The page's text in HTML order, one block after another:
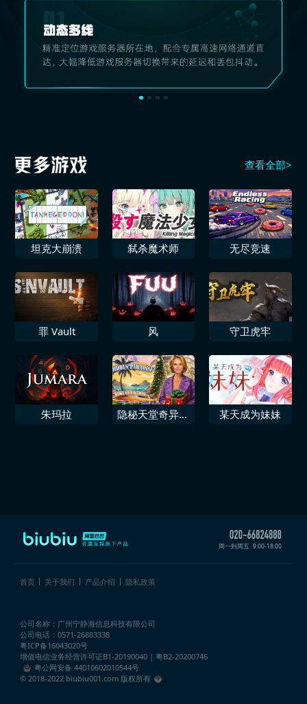
查看全部>
坦克大崩溃 弑杀魔术师 无尽竞速
罪 Vault 风 守卫虎牢
朱玛拉
隐秘天堂奇异果
某天成为妹妹
周一到周五 9:00-18:00
首页 关于我们 产品介绍 隐私政策
公司名称：广州宁静海信息科技有限公司
公司电话：0571-26883338
粤ICP备16043020号
增值电信业务经营许可证B1-20190040 | 粤B2-20200746
粤公网安备 44010602010544号
© 2018-2022 biubiu001.com 版权所有